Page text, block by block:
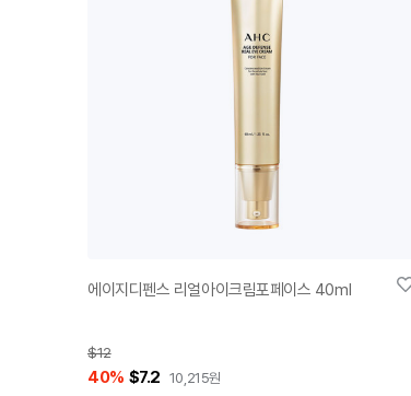
에이지디펜스 리얼아이크림포페이스 40ml
$12
40% $7.2 10,215원